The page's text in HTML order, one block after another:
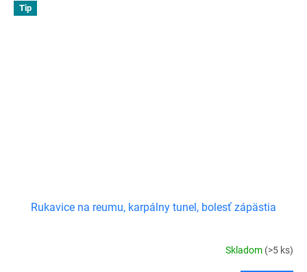
Tip
Rukavice na reumu, karpálny tunel, bolesť zápästia
Skladom (>5 ks)